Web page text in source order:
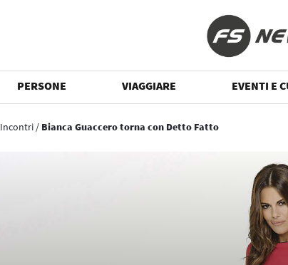
PERSONE VIAGGIARE EVENTI E
Incontri / Bianca Guaccero torna con Detto Fatto